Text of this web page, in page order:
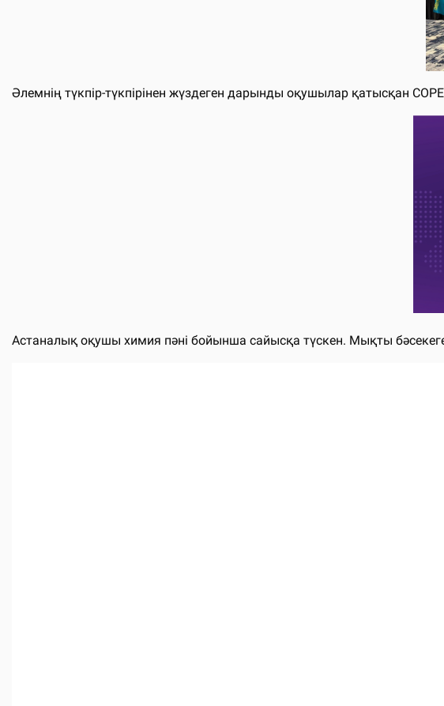
Әлемнің түкпір-түкпірінен жүздеген дарынды оқушылар қатысқан
Астаналық оқушы химия пәні бойынша сайысқа түскен. Мықты бәсекеге